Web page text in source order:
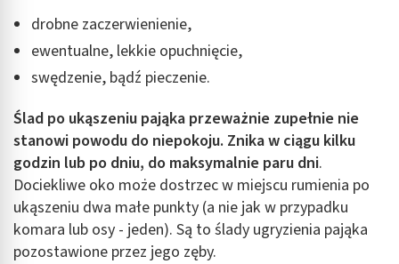
drobne zaczerwienienie,
ewentualne, lekkie opuchnięcie,
swędzenie, bądź pieczenie.
Ślad po ukąszeniu pająka przeważnie zupełnie nie
stanowi powodu do niepokoju. Znika w ciągu kilku
godzin lub po dniu, do maksymalnie paru dni.
Dociekliwe oko może dostrzec w miejscu rumienia po
ukąszeniu dwa małe punkty (a nie jak w przypadku
komara lub osy - jeden). Są to ślady ugryzienia pająka
pozostawione przez jego zęby.